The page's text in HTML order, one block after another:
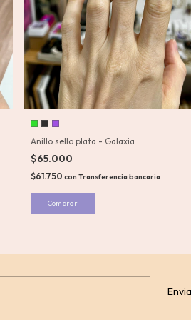
Anillo sello plata - Galaxia
$65.000
$61.750 con Transferencia bancaria
Comprar